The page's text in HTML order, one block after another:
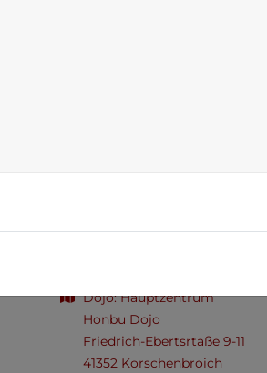
Dojo: Hauptzentrum
Honbu Dojo
Friedrich-Ebertsrtaße 9-11
41352 Korschenbroich